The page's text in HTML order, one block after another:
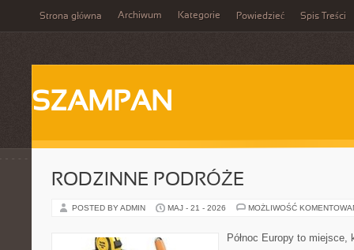
Strona główna Archiwum Kategorie Powiedzieć Spis Treści
SZAMPAN
RODZINNE PODRÓŻE
POSTED BY ADMIN MAJ - 21 - 2026 MOŻLIWOŚĆ
Północ Europy to miejsce,